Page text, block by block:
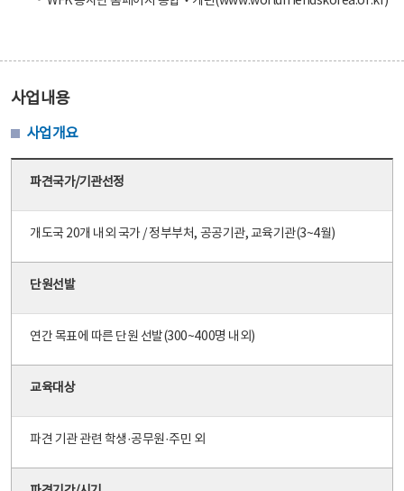
사업내용
사업개요
파견국가/기관선정
개도국 20개 내외 국가 / 정부부처, 공공기관, 교육기관(3~4월)
단원선발
연간 목표에 따른 단원 선발(300~400명 내외)
교육대상
파견 기관 관련 학생·공무원·주민 외